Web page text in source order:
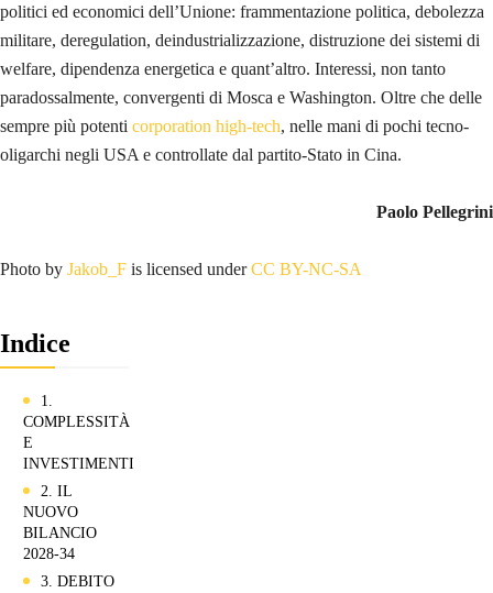
politici ed economici dell’Unione: frammentazione politica, debolezza
militare, deregulation, deindustrializzazione, distruzione dei sistemi di
welfare, dipendenza energetica e quant’altro. Interessi, non tanto
paradossalmente, convergenti di Mosca e Washington. Oltre che delle
sempre più potenti corporation high-tech, nelle mani di pochi tecno-
oligarchi negli USA e controllate dal partito-Stato in Cina.
Paolo Pellegrini
Photo by Jakob_F is licensed underCC BY-NC-SA
Indice
1.
COMPLESSITÀ
E
INVESTIMENTI
2. IL
NUOVO
BILANCIO
2028-34
3. DEBITO